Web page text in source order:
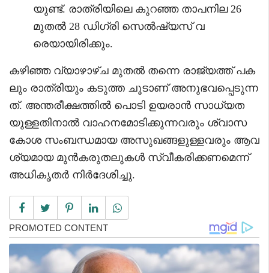
യുണ്ട്. രാത്രിയിലെ കുറഞ്ഞ താപനില 26
മുതൽ 28 ഡിഗ്രി സെൽഷ്യസ് വ
രെയായിരിക്കും.
കഴിഞ്ഞ വ്യാഴാഴ്ച മുതൽ തന്നെ രാജ്യത്ത് പക
ലും രാത്രിയും കടുത്ത ചൂടാണ് അനുഭവപ്പെടുന്ന
ത്. അന്തരീക്ഷത്തിൽ പൊടി ഉയരാൻ സാധ്യത
യുള്ളതിനാൽ വാഹനമോടിക്കുന്നവരും ശ്വാസ
കോശ സംബന്ധമായ അസുഖങ്ങളുള്ളവരും ആവ
ശ്യമായ മുൻകരുതലുകൾ സ്വീകരിക്കണമെന്ന്
അധികൃതർ നിർദേശിച്ചു.